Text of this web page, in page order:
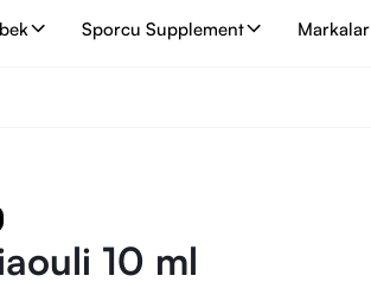
Sporcu Supplement Markalar
10 ml